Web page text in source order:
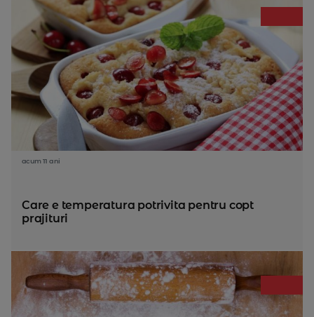
acum 11 ani
Care e temperatura potrivita pentru copt
prajituri